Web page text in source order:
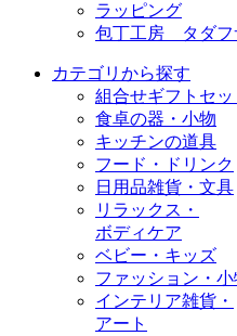
ラッピング
包丁工房 タダフ
カテゴリから探す
組合せギフトセッ
食卓の器・小物
キッチンの道具
フード・ドリンク
日用品雑貨・文具
リラックス・
ボディケア
ベビー・キッズ
ファッション・小
インテリア雑貨・
アート